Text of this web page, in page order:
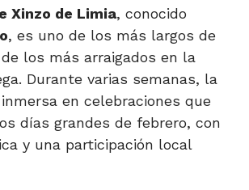
Xinzo de Limia, conocido
, es uno de los más largos de
los más arraigados en la
Durante varias semanas, la
en celebraciones que
días grandes de febrero, con
y una participación local